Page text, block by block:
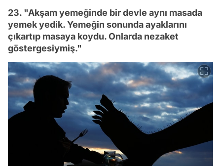
23. "Akşam yemeğinde bir devle aynı masada
yemek yedik. Yemeğin sonunda ayaklarını
çıkartıp masaya koydu. Onlarda nezaket
göstergesiymiş."